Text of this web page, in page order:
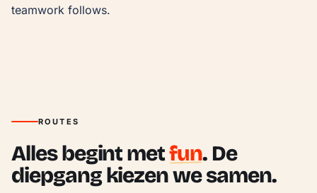
teamwork follows.
ROUTES
Alles begint metfun. De
diepgang kiezen we samen.